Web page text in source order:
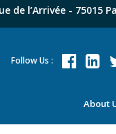
de l’Arrivée - 75015
About
Follow Us :